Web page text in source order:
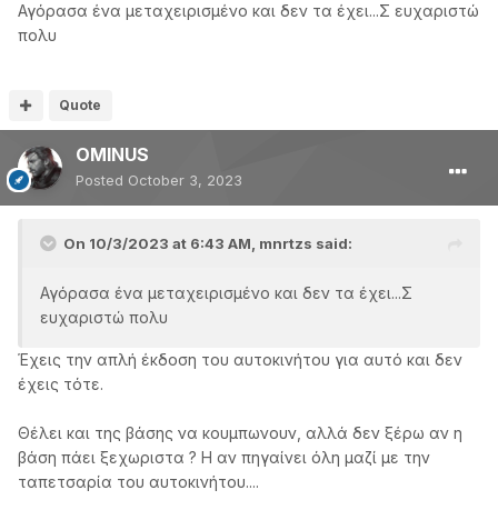
Αγόρασα ένα μεταχειρισμένο και δεν τα έχει...Σ ευχαριστώ
πολυ
Quote
OMINUS
Posted October 3, 2023
On 10/3/2023 at 6:43 AM, mnrtzs said:
Αγόρασα ένα μεταχειρισμένο και δεν τα έχει...Σ
ευχαριστώ πολυ
Έχεις την απλή έκδοση του αυτοκινήτου για αυτό και δεν
έχεις τότε.
Θέλει και της βάσης να κουμπωνουν, αλλά δεν ξέρω αν η
βάση πάει ξεχωριστα ? Η αν πηγαίνει όλη μαζί με την
ταπετσαρία του αυτοκινήτου....